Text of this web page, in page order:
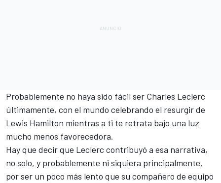
Probablemente no haya sido fácil ser Charles Leclerc
últimamente, con el mundo celebrando el resurgir de
Lewis Hamilton mientras a ti te retrata bajo una luz
mucho menos favorecedora.
Hay que decir que Leclerc contribuyó a esa narrativa,
no solo, y probablemente ni siquiera principalmente,
por ser un poco más lento que su compañero de equipo